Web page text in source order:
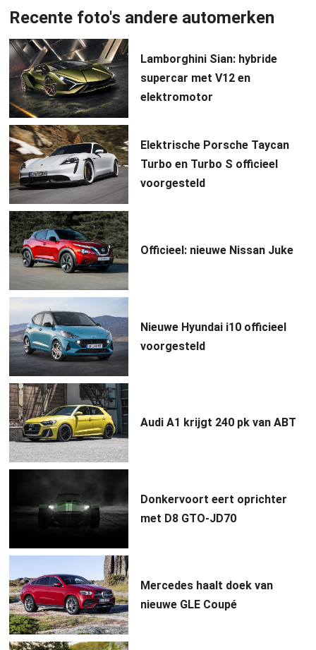
Recente foto's andere automerken
Lamborghini Sian: hybride
supercar met V12 en
elektromotor
Elektrische Porsche Taycan
Turbo en Turbo S officieel
voorgesteld
Officieel: nieuwe Nissan Juke
Nieuwe Hyundai i10 officieel
voorgesteld
Audi A1 krijgt 240 pk van ABT
Donkervoort eert oprichter
met D8 GTO-JD70
Mercedes haalt doek van
nieuwe GLE Coupé